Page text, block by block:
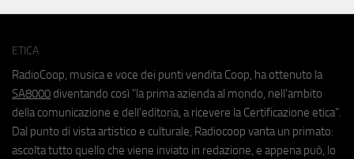
ETICA
RadioCoop, musica e voce dei punti vendita Coop, ha ottenuto la
SA8000 diventando così "la prima azienda al mondo, nell'ambito
della comunicazione e dell'editoria, a ricevere la Certificazione etica".
Dal punto di vista artistico e culturale, Radiocoop vanta un primato:
ascolta tutto quello che viene inviato in redazione, e appena può, lo